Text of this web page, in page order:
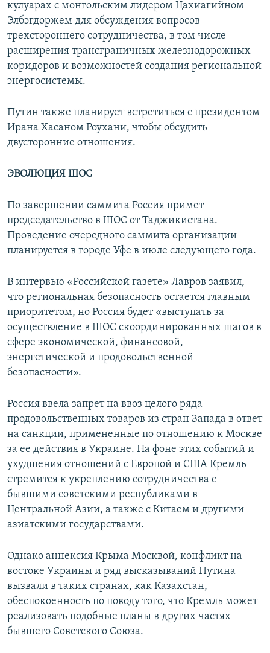
кулуарах с монгольским лидером Цахиагийном
Элбэгдоржем для обсуждения вопросов
трехстороннего сотрудничества, в том числе
расширения трансграничных железнодорожных
коридоров и возможностей создания региональной
энергосистемы.
Путин также планирует встретиться с президентом
Ирана Хасаном Роухани, чтобы обсудить
двусторонние отношения.
ЭВОЛЮЦИЯ ШОС
По завершении саммита Россия примет
председательство в ШОС от Таджикистана.
Проведение очередного саммита организации
планируется в городе Уфе в июле следующего года.
В интервью «Российской газете» Лавров заявил,
что региональная безопасность остается главным
приоритетом, но Россия будет «выступать за
осуществление в ШОС скоординированных шагов в
сфере экономической, финансовой,
энергетической и продовольственной
безопасности».
Россия ввела запрет на ввоз целого ряда
продовольственных товаров из стран Запада в ответ
на санкции, примененные по отношению к Москве
за ее действия в Украине. На фоне этих событий и
ухудшения отношений с Европой и США Кремль
стремится к укреплению сотрудничества с
бывшими советскими республиками в
Центральной Азии, а также с Китаем и другими
азиатскими государствами.
Однако аннексия Крыма Москвой, конфликт на
востоке Украины и ряд высказываний Путина
вызвали в таких странах, как Казахстан,
обеспокоенность по поводу того, что Кремль может
реализовать подобные планы в других частях
бывшего Советского Союза.